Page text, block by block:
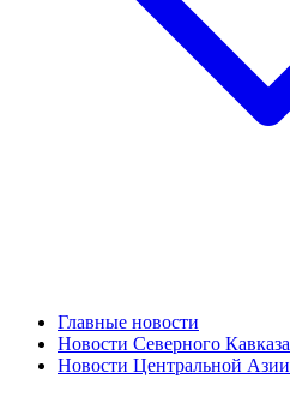
Главные новости
Новости Северного Кавказа
Новости Центральной Азии